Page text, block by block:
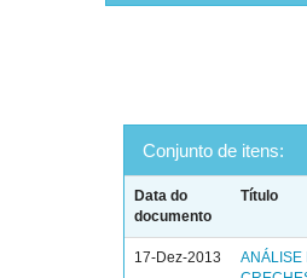
Conjunto de itens:
Data do
documento
Título
17-Dez-2013
ANÁLISE